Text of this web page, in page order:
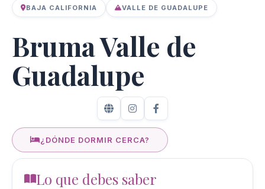
BAJA CALIFORNIA VALLE DE GUADALUPE
Bruma Valle de
Guadalupe
¿DÓNDE DORMIR CERCA?
Lo que debes saber